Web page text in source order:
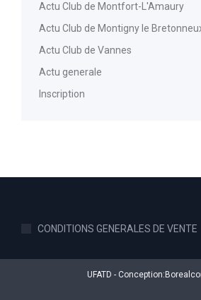
Actu Club de Montfort-L'Amaury
Actu Club de Montigny le
Actu Club de Vannes
Actu generale
Inscription
CONDITIONS GENERALES DE VENTE
UFATD - Conception: